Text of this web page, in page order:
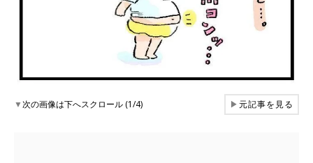
▼次の画像は下へスクロール (1/4) ▶元記事を見る